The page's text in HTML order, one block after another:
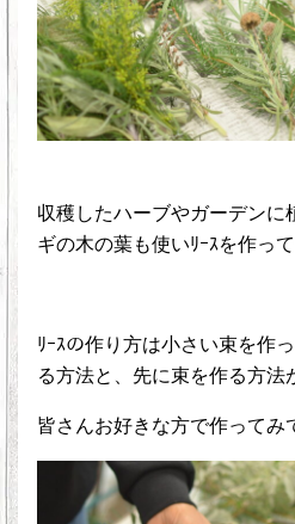
収穫したハーブやガーデンに
ギの木の葉も使いﾘｰｽを作っ
ﾘｰｽの作り方は小さい束を作
る方法と、先に束を作る方
皆さんお好きな方で作ってみ